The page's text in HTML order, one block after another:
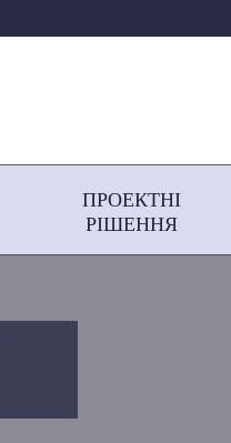
ПРОЕКТНІ
РІШЕННЯ